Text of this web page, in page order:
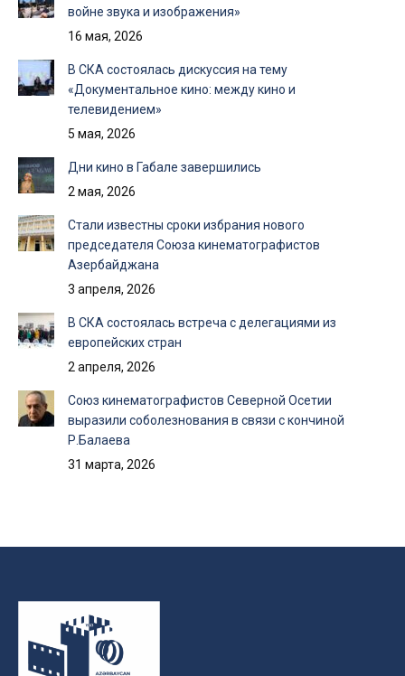
войне звука и изображения»
16 мая, 2026
В СКА состоялась дискуссия на тему
«Документальное кино: между кино и
телевидением»
5 мая, 2026
Дни кино в Габале завершились
2 мая, 2026
Стали известны сроки избрания нового
председателя Союза кинематографистов
Азербайджана
3 апреля, 2026
В СКА состоялась встреча с делегациями из
европейских стран
2 апреля, 2026
Союз кинематографистов Северной Осетии
выразили соболезнования в связи с кончиной
Р.Балаева
31 марта, 2026